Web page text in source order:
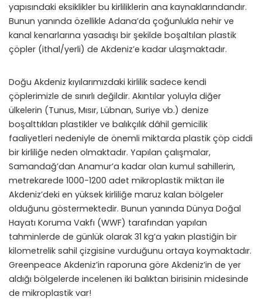
yapısındaki eksiklikler bu kirliliklerin ana kaynaklarındandır.
Bunun yanında özellikle Adana’da çoğunlukla nehir ve
kanal kenarlarına yasadışı bir şekilde boşaltılan plastik
çöpler (ithal/yerli) de Akdeniz’e kadar ulaşmaktadır.
Doğu Akdeniz kıyılarımızdaki kirlilik sadece kendi
çöplerimizle de sınırlı değildir. Akıntılar yoluyla diğer
ülkelerin (Tunus, Mısır, Lübnan, Suriye vb.) denize
boşalttıkları plastikler ve balıkçılık dâhil gemicilik
faaliyetleri nedeniyle de önemli miktarda plastik çöp ciddi
bir kirliliğe neden olmaktadır. Yapılan çalışmalar,
Samandağ’dan Anamur’a kadar olan kumul sahillerin,
metrekarede 1000-1200 adet mikroplastik miktarı ile
Akdeniz’deki en yüksek kirliliğe maruz kalan bölgeler
olduğunu göstermektedir. Bunun yanında Dünya Doğal
Hayatı Koruma Vakfı (WWF) tarafından yapılan
tahminlerde de günlük olarak 31 kg’a yakın plastiğin bir
kilometrelik sahil çizgisine vurduğunu ortaya koymaktadır.
Greenpeace Akdeniz’in raporuna göre Akdeniz’in de yer
aldığı bölgelerde incelenen iki balıktan birisinin midesinde
de mikroplastik var!